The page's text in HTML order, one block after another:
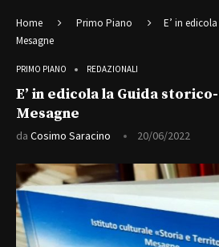
Home Primo Piano
E’ in
Mesagne
PRIMO PIANO REDAZIONALI
E’ in edicola la Guida
Mesagne
da Cosimo Saracino 20/06/2022